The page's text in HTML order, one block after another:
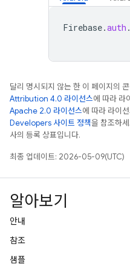
Firebase.auth .
달리 명시되지 않는 한 이 페이지의
Attribution 4.0 라이선스에 따라 라
Apache 2.0 라이선스에 따라 라이
Developers 사이트 정책을 참조하
사의 등록 상표입니다.
최종 업데이트: 2026-05-09(UTC)
알아보기
안내
참조
샘플